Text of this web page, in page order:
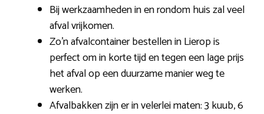
Bij werkzaamheden in en rondom huis zal veel
afval vrijkomen.
Zo’n afvalcontainer bestellen in Lierop is
perfect om in korte tijd en tegen een lage prijs
het afval op een duurzame manier weg te
werken.
Afvalbakken zijn er in velerlei maten: 3 kuub, 6